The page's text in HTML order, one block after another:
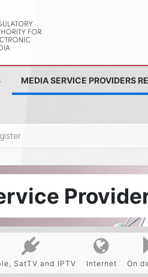
MEDIA SERVICE PROVIDERS
SatTV and IPTV Internet On